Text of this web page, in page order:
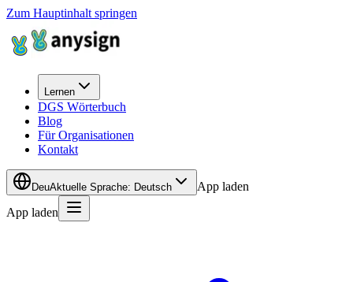
Zum Hauptinhalt springen
Lernen
DGS Wörterbuch
Blog
Für Organisationen
Kontakt
DeuAktuelle Sprache: Deutsch
App laden
App laden